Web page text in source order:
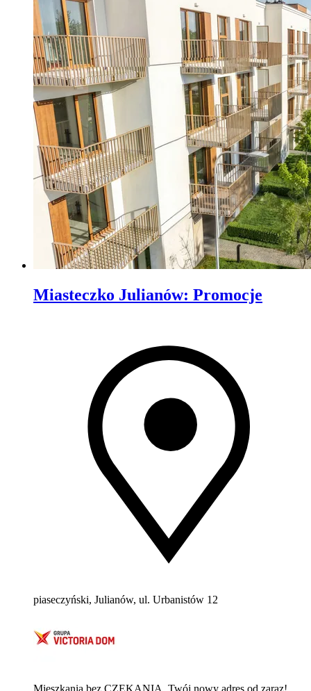
Miasteczko Julianów: Promocje
piaseczyński, Julianów, ul. Urbanistów 12
Mieszkania bez CZEKANIA. Twój nowy adres od zaraz!